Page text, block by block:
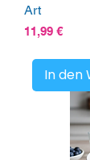
Art
Preis
11,99 €
In den